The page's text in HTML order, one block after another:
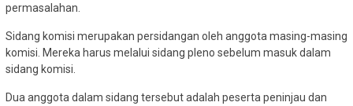
permasalahan.
Sidang komisi merupakan persidangan oleh anggota masing-masing
komisi. Mereka harus melalui sidang pleno sebelum masuk dalam
sidang komisi.
Dua anggota dalam sidang tersebut adalah peserta peninjau dan